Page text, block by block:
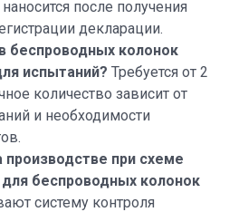
после получения
декларации.
беспроводных колонок
испытаний? Требуется от 2
количество зависит от
и необходимости
при схеме
беспроводных колонок
систему контроля